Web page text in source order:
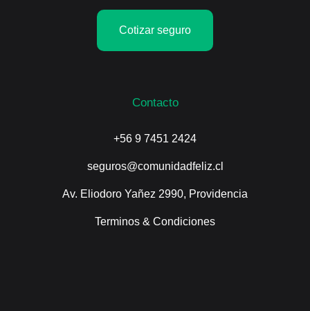
Cotizar seguro
Contacto
+56 9 7451 2424
seguros@comunidadfeliz.cl
Av. Eliodoro Yañez 2990, Providencia
Terminos & Condiciones